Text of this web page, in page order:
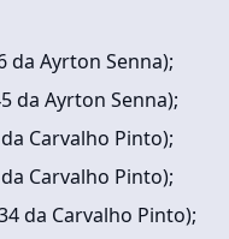
da Ayrton Senna);
da Ayrton Senna);
Carvalho Pinto);
Carvalho Pinto);
da Carvalho Pinto);